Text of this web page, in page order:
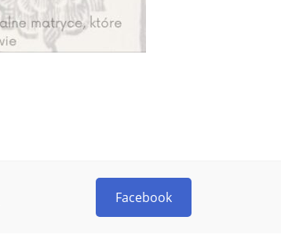
Facebook